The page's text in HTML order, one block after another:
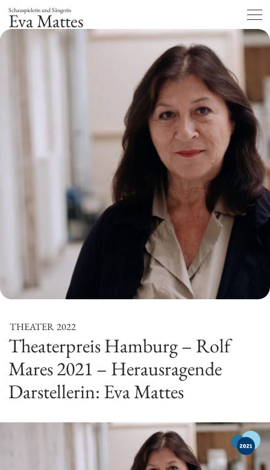
Schauspielerin und Sängerin
Eva Mattes
THEATER 2022
Theaterpreis Hamburg – Rolf
Mares 2021 – Herausragende
Darstellerin: Eva Mattes